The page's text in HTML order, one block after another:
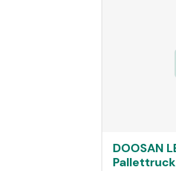
DOOSAN